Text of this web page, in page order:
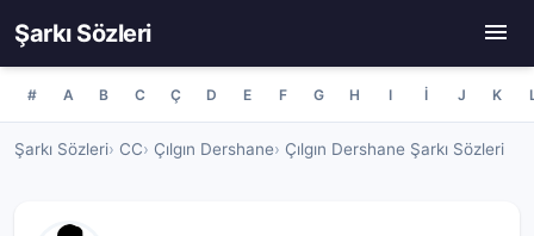
Şarkı Sözleri
# A B C Ç D E F G H I İ J K
Şarkı Sözleri CC Çılgın Dershane Çılgın Dershane Şarkı Sözleri